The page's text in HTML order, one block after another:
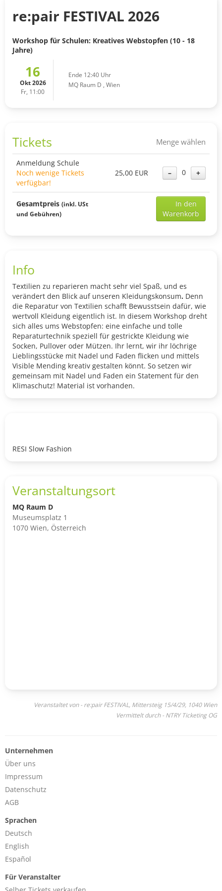
re:pair FESTIVAL 2026
Workshop für Schulen: Kreatives Webstopfen (10 - 18
Jahre)
16
Okt 2026
Fr, 11:00
Ende 12:40 Uhr
MQ Raum D , Wien
Tickets Menge wählen
Anmeldung Schule
Noch wenige Tickets
verfügbar!
25,00 EUR – 0 +
Gesamtpreis (inkl. USt
und Gebühren)
In den
Warenkorb
Add
Info
Textilien zu reparieren macht sehr viel Spaß, und es
verändert den Blick auf unseren Kleidungskonsum. Denn
die Reparatur von Textilien schafft Bewusstsein dafür, wie
wertvoll Kleidung eigentlich ist. In diesem Workshop dreht
sich alles ums Webstopfen: eine einfache und tolle
Reparaturtechnik speziell für gestrickte Kleidung wie
Socken, Pullover oder Mützen. Ihr lernt, wir ihr löchrige
Lieblingsstücke mit Nadel und Faden flicken und mittels
Visible Mending kreativ gestalten könnt. So setzen wir
gemeinsam mit Nadel und Faden ein Statement für den
Klimaschutz! Material ist vorhanden.
RESI Slow Fashion
Veranstaltungsort
MQ Raum D
Museumsplatz 1
1070 Wien, Österreich
Veranstaltet von - re:pair FESTIVAL, Mittersteig 15/4/29, 1040 Wien
Vermittelt durch - NTRY Ticketing OG
Unternehmen
Über uns
Impressum
Datenschutz
AGB
Sprachen
Deutsch
English
Español
Für Veranstalter